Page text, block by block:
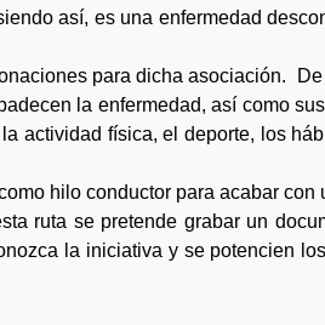
así, es una enfermedad
para dicha asociación.
la enfermedad, así como
actividad física, el deporte, los
hilo conductor para acabar con
ruta se pretende grabar un
la iniciativa y se potencien